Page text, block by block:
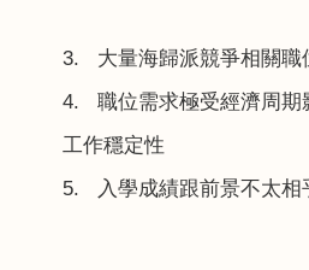
3. 大量海歸派競爭相關職
4. 職位需求極受經濟周
工作穩定性
5. 入學成績跟前景不太相